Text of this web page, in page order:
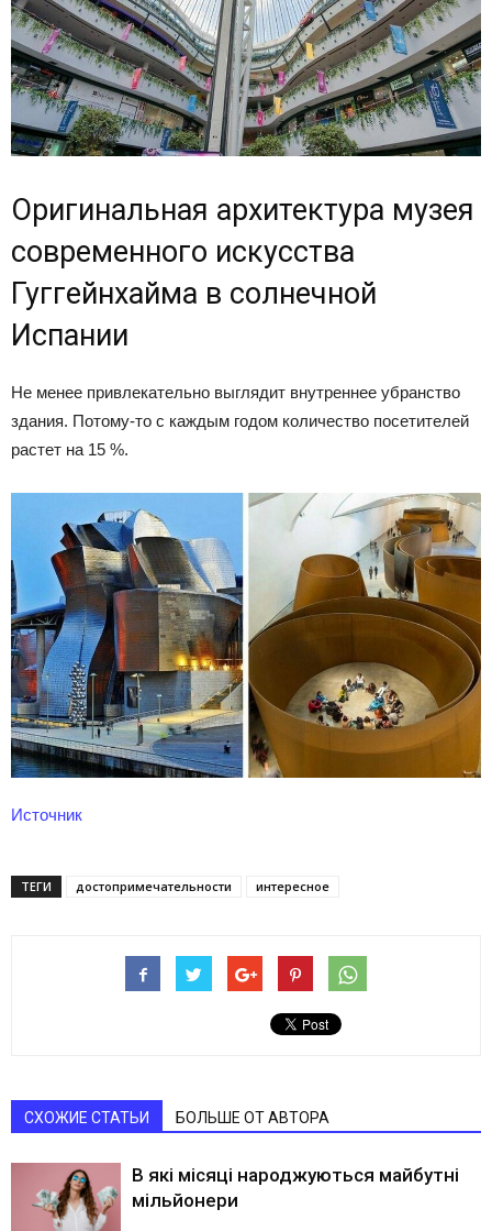
Оригинальная архитектура музея
современного искусства
Гуггейнхайма в солнечной
Испании
Не менее привлекательно выглядит внутреннее убранство
здания. Потому-то с каждым годом количество посетителей
растет на 15 %.
Источник
ТЕГИ достопримечательности интересное
СХОЖИЕ СТАТЬИ БОЛЬШЕ ОТ АВТОРА
В які місяці народжуються майбутні
мільйонери